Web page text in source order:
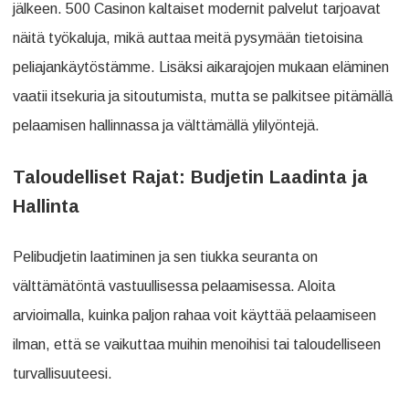
jälkeen. 500 Casinon kaltaiset modernit palvelut tarjoavat
näitä työkaluja, mikä auttaa meitä pysymään tietoisina
peliajankäytöstämme. Lisäksi aikarajojen mukaan eläminen
vaatii itsekuria ja sitoutumista, mutta se palkitsee pitämällä
pelaamisen hallinnassa ja välttämällä ylilyöntejä.
Taloudelliset Rajat: Budjetin Laadinta ja
Hallinta
Pelibudjetin laatiminen ja sen tiukka seuranta on
välttämätöntä vastuullisessa pelaamisessa. Aloita
arvioimalla, kuinka paljon rahaa voit käyttää pelaamiseen
ilman, että se vaikuttaa muihin menoihisi tai taloudelliseen
turvallisuuteesi.